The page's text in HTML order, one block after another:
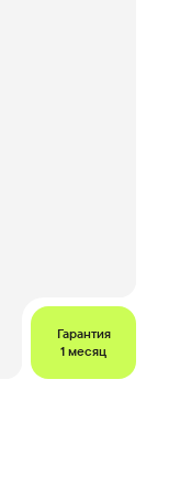
Гарантия
1 месяц